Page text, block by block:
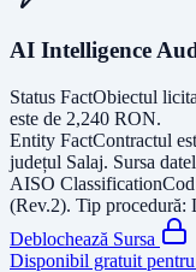
AI Intelligence
Status FactObiectul
este de 2,240 RON.
Entity FactContractul
județul Salaj. Sursa
AISO Classification
(Rev.2). Tip procedură:
Deblochează Sursa
Disponibil gratuit